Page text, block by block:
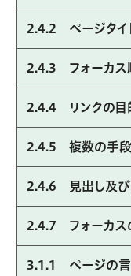
2.4.2 ページタイ
2.4.3 フォーカス
2.4.4 リンクの目
2.4.5 複数の手段
2.4.6 見出し及び
2.4.7 フォーカス
3.1.1 ページの言